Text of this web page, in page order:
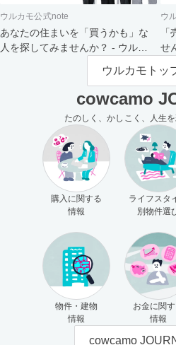
ウルカモ公式note
あなたの住まいを「買うかも」な
人を探してみませんか？ - ウルカ
ウ
せ
主
ウルカモトッ
cowcamo
たのしく、かしこく、人生
購入に関する
情報
ライフスタ
別物件選
物件・建物
情報
お金に関
情報
cowcamo